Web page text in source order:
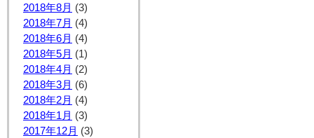
2018年8月 (3)
2018年7月 (4)
2018年6月 (4)
2018年5月 (1)
2018年4月 (2)
2018年3月 (6)
2018年2月 (4)
2018年1月 (3)
2017年12月 (3)